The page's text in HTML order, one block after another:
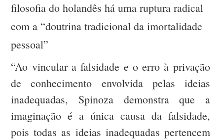
filosofia do holandês há uma ruptura radical
com a “doutrina tradicional da imortalidade
pessoal”
“Ao vincular a falsidade e o erro à privação
de conhecimento envolvida pelas ideias
inadequadas, Spinoza demonstra que a
imaginação é a única causa da falsidade,
pois todas as ideias inadequadas pertencem